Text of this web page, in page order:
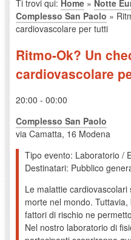
Ti trovi qui: Home » Notte
Complesso San Paolo »
cardiovascolare per tutti
Ritmo-Ok? Un
cardiovascolare
20:00 - 00:00
Complesso San Paolo
via Camatta, 16 Modena
Tipo evento: Laboratorio /
Destinatari: Pubblico
Le malattie
morte nel mondo.
fattori di rischio ne
Nel nostro laboratorio di